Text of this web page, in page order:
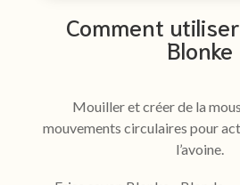
Comment
Blonke
Mouiller et créer de la
mouvements circulaires pour
l’avoine.